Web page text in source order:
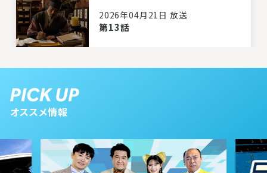
2026年04月21日 放送
第13話
オススメ情報